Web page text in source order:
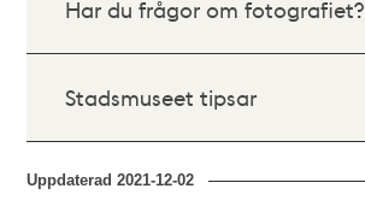
Har du frågor om fotografiet?
Stadsmuseet tipsar
Uppdaterad2021-12-02